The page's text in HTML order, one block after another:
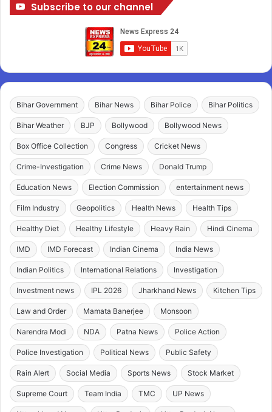
Subscribe to our channel
Bihar Government Bihar News Bihar Police Bihar Politics
Bihar Weather BJP Bollywood Bollywood News
Box Office Collection Congress Cricket News
Crime-Investigation Crime News Donald Trump
Education News Election Commission entertainment news
Film Industry Geopolitics Health News Health Tips
Healthy Diet Healthy Lifestyle Heavy Rain Hindi Cinema
IMD IMD Forecast Indian Cinema India News
Indian Politics International Relations Investigation
Investment news IPL 2026 Jharkhand News Kitchen Tips
Law and Order Mamata Banerjee Monsoon
Narendra Modi NDA Patna News Police Action
Police Investigation Political News Public Safety
Rain Alert Social Media Sports News Stock Market
Supreme Court Team India TMC UP News